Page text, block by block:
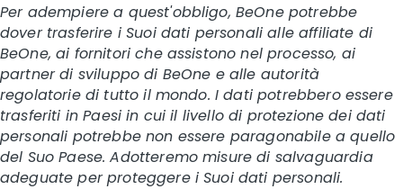
Per adempiere a quest'obbligo, BeOne potrebbe
dover trasferire i Suoi dati personali alle affiliate di
BeOne, ai fornitori che assistono nel processo, ai
partner di sviluppo di BeOne e alle autorità
regolatorie di tutto il mondo. I dati potrebbero essere
trasferiti in Paesi in cui il livello di protezione dei dati
personali potrebbe non essere paragonabile a quello
del Suo Paese. Adotteremo misure di salvaguardia
adeguate per proteggere i Suoi dati personali.